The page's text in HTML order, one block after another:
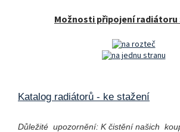
Možnosti připojení radiátoru
Katalog radiátorů - ke stažení
Důležité upozornění: K čistění našich